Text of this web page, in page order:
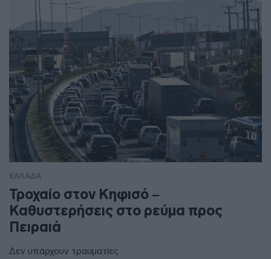
ΕΛΛΑΔΑ
Τροχαίο στον Κηφισό –
Καθυστερήσεις στο ρεύμα προς
Πειραιά
Δεν υπάρχουν τραυματίες